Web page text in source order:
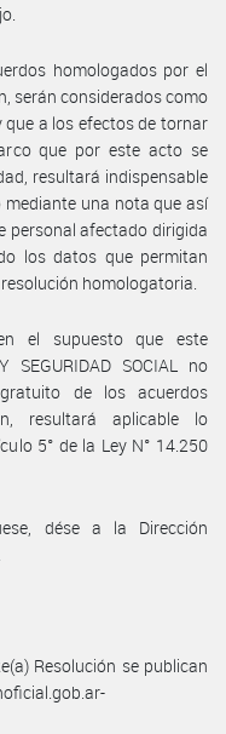
homologados por el
serán considerados como
a los efectos de tornar
que por este acto se
resultará indispensable
una nota que así
personal afectado dirigida
los datos que permitan
homologatoria.
el supuesto que este
SEGURIDAD SOCIAL no
de los acuerdos
resultará aplicable lo
5° de la Ley N° 14.250
dése a la Dirección
Resolución se publican